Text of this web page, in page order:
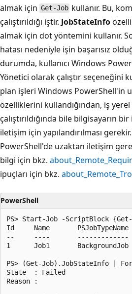
almak için Get-Job kullanır. Bu,
çalıştırıldığı iştir. JobStateInfo
almak için dot yöntemini kullanır.
hatası nedeniyle işin başarısız
durumda, kullanıcı Windows
Yönetici olarak çalıştır seçeneğini
plan işleri Windows PowerShell'in
özelliklerini kullandığından, iş
çalıştırıldığında bile bilgisayarın
iletişim için yapılandırılması
PowerShell'de uzaktan iletişim
bilgi için bkz.
ipuçları için bkz.
PowerShell
PS> Start-Job -ScriptBlock {Get-
Id     Name
--     ----
1      Job1
PS> (Get-Job).JobStateInfo |
State  : Failed
Reason :